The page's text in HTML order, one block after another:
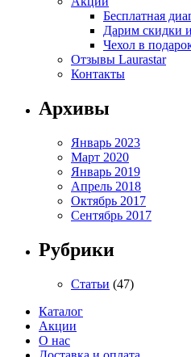
Бесплатная
Дарим скидки
Чехол в
Отзывы Laurastar
Контакты
Архивы
Январь 2023
Март 2020
Январь 2019
Апрель 2018
Октябрь 2017
Сентябрь 2017
Рубрики
Статьи (47)
Каталог
Акции
О нас